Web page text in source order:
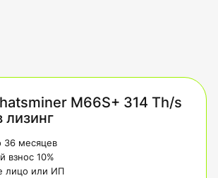
M66S+ 314 Th/s
лизинг
36 месяцев
взнос 10%
лицо или ИП